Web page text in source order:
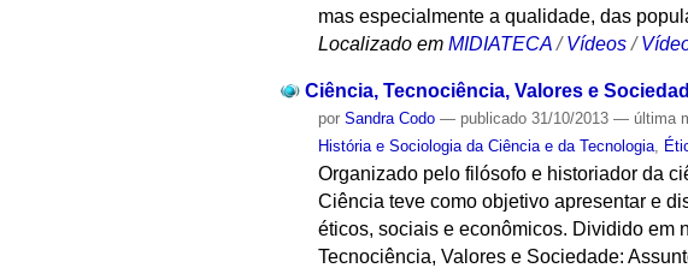
mas especialmente a qualidade, das
Localizado em MIDIATECA /Vídeos /
Ciência, Tecnociência, Valores e
porSandra Codo — publicado 31/10/2013— última
História e Sociologia da Ciência e da Tecnologia
Organizado pelo filósofo e historiador da
Ciência teve como objetivo apresentar e
éticos, sociais e econômicos. Dividido em
Tecnociência, Valores e Sociedade: